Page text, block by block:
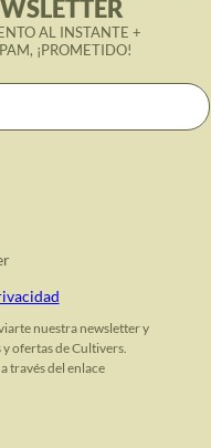
AL INSTANTE +
¡PROMETIDO!
nuestra newsletter y
ofertas de Cultivers.
través del enlace